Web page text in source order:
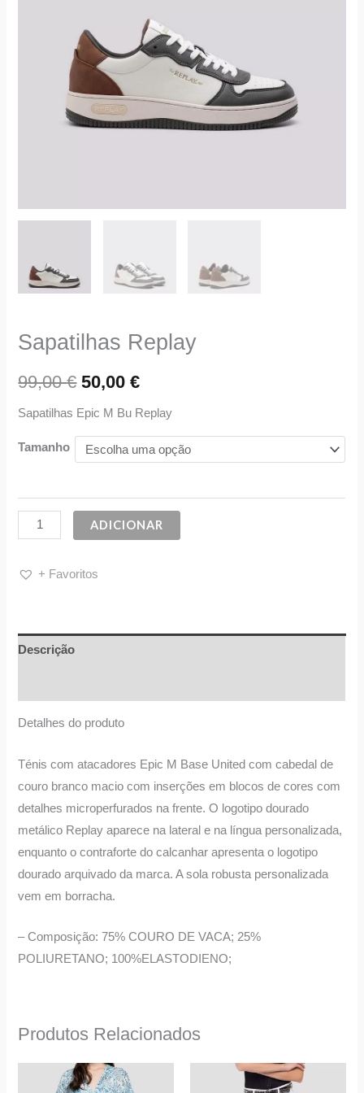
Sapatilhas Replay
99,00€ 50,00€
Sapatilhas Epic M Bu Replay
Tamanho
ADICIONAR
+ Favoritos
Descrição
Detalhes do produto
Ténis com atacadores Epic M Base United com cabedal de
couro branco macio com inserções em blocos de cores com
detalhes microperfurados na frente. O logotipo dourado
metálico Replay aparece na lateral e na língua personalizada,
enquanto o contraforte do calcanhar apresenta o logotipo
dourado arquivado da marca. A sola robusta personalizada
vem em borracha.
– Composição: 75% COURO DE VACA; 25%
POLIURETANO; 100%ELASTODIENO;
Produtos Relacionados
O
preço
O
preço
This
preço
O
preço
This